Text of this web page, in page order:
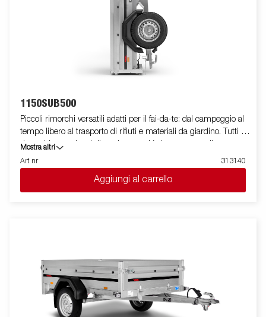
1150SUB500
Piccoli rimorchi versatili adatti per il fai-da-te: dal campeggio al
tempo libero al trasporto di rifiuti e materiali da giardino. Tutti i
rimorchi sono dotati di un timone a V che permette di
raggiungere la propria destinazione in tutta sicurezza e per
alcune versioni sono disponibili con sistema tilt. Il rimorchio può
essere facilmente riposto in posizione verticale per risparmiare
spazio. Sono disponibili una vasta gamma di accessori che
Mostra altri
Art nr
313140
Aggiungi al carrello